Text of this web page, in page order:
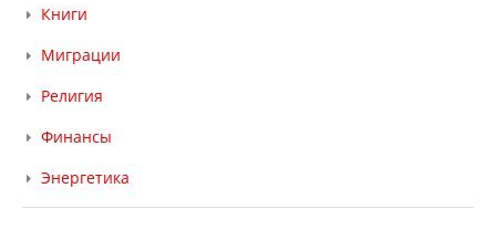
Книги
Миграции
Религия
Финансы
Энергетика